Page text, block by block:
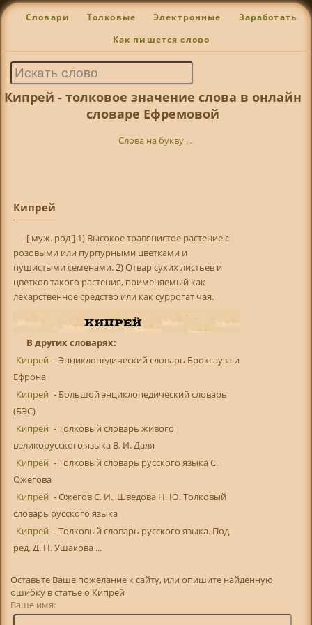
Словари Толковые Электронные Заработать
Как пишется слово
Кипрей - толковое значение слова в онлайн
словаре Ефремовой
Слова на букву ...
Кипрей
[ муж. род ] 1) Высокое травянистое растение с
розовыми или пурпурными цветками и
пушистыми семенами. 2) Отвар сухих листьев и
цветков такого растения, применяемый как
лекарственное средство или как суррогат чая.
В других словарях:
Кипрей - Энциклопедический словарь Брокгауза и
Ефрона
Кипрей - Большой энциклопедический словарь
(БЭС)
Кипрей - Толковый словарь живого
великорусского языка В. И. Даля
Кипрей - Толковый словарь русского языка С.
Ожегова
Кипрей - Ожегов С. И., Шведова Н. Ю. Толковый
словарь русского языка
Кипрей - Толковый словарь русского языка. Под
ред. Д. Н. Ушакова ...
Оставьте Ваше пожелание к сайту, или опишите найденную
ошибку в статье о Кипрей
Ваше имя: